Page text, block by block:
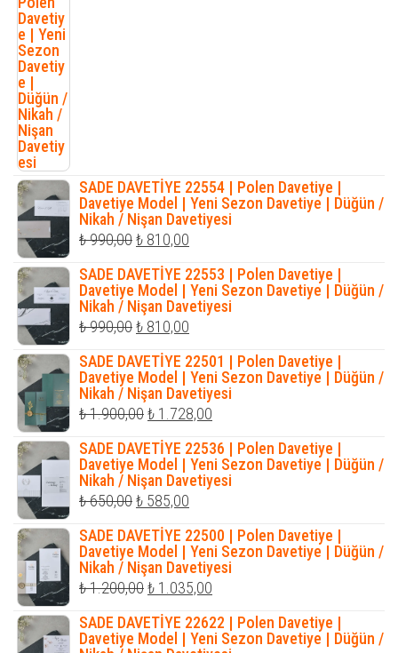
SADE DAVETİYE 22554 | Polen Davetiye |
Davetiye Model | Yeni Sezon Davetiye | Düğün /
Nikah / Nişan Davetiyesi
₺990,00Orijinal
fiyat:
₺ 990,00.
₺ 810,00
fiyat:
₺ 810,00.
SADE DAVETİYE 22553 | Polen Davetiye |
Davetiye Model | Yeni Sezon Davetiye | Düğün /
Nikah / Nişan Davetiyesi
₺990,00Orijinal
fiyat:
₺ 990,00.
₺ 810,00
fiyat:
₺ 810,00.
SADE DAVETİYE 22501 | Polen Davetiye |
Davetiye Model | Yeni Sezon Davetiye | Düğün /
Nikah / Nişan Davetiyesi
₺1.900,00Orijinal
fiyat:
₺ 1.900,00.
₺ 1.728,00
fiyat:
₺ 1.728,00.
SADE DAVETİYE 22536 | Polen Davetiye |
Davetiye Model | Yeni Sezon Davetiye | Düğün /
Nikah / Nişan Davetiyesi
₺650,00Orijinal
fiyat:
₺ 650,00.
₺ 585,00
fiyat:
₺ 585,00.
SADE DAVETİYE 22500 | Polen Davetiye |
Davetiye Model | Yeni Sezon Davetiye | Düğün /
Nikah / Nişan Davetiyesi
₺1.200,00Orijinal
fiyat:
₺ 1.200,00.
₺ 1.035,00
fiyat:
SADE DAVETİYE 22622 | Polen Davetiye |
Davetiye Model | Yeni Sezon Davetiye | Düğün /